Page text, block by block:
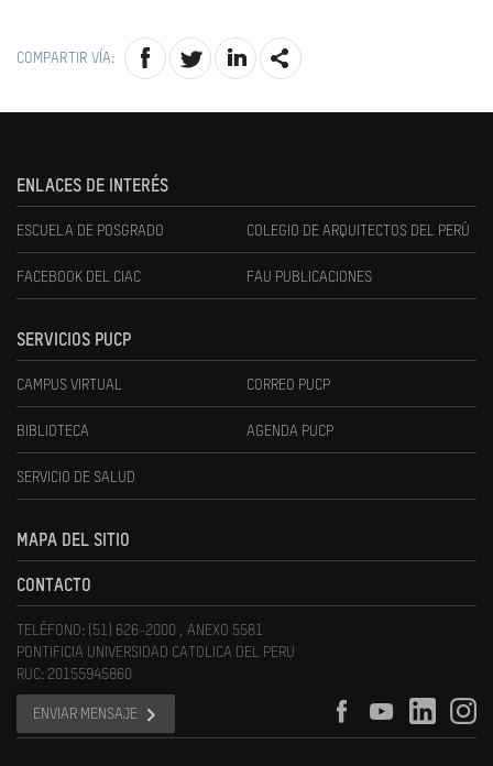
COMPARTIR VÍA:
ENLACES DE INTERÉS
ESCUELA DE POSGRADO COLEGIO DE ARQUITECTOS DEL PERÚ
FACEBOOK DEL CIAC FAU PUBLICACIONES
SERVICIOS PUCP
CAMPUS VIRTUAL CORREO PUCP
BIBLIOTECA AGENDA PUCP
SERVICIO DE SALUD
MAPA DEL SITIO
CONTACTO
TELÉFONO: (51) 626-2000 , ANEXO 5581
PONTIFICIA UNIVERSIDAD CATOLICA DEL PERU
RUC: 20155945860
ENVIAR MENSAJE